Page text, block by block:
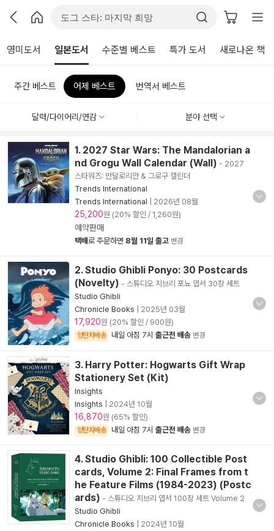
영미도서 일본도서 수준별 베스트 특가 도서 새로나온 책
주간 베스트 어제 베스트 번역서 베스트
달력/다이어리/연감 분야 선택
1. 2027 Star Wars: The Mandalorian a
nd Grogu Wall Calendar (Wall) - 2027
스타워즈: 만달로리안 & 그로구 캘린더
Trends International
Trends International
2026년 08월
25,200원 (20% 할인 / 1,260원)
예약판매
택배로 주문하면 8월 11일 출고 변경
2. Studio Ghibli Ponyo: 30 Postcards
(Novelty) - 스튜디오 지브리 포뇨 엽서 30장 세트
Studio Ghibli
Chronicle Books
2025년 03월
17,920원 (20% 할인 / 900원)
양탄자배송 내일 아침 7시 출근전 배송 변경
3. Harry Potter: Hogwarts Gift Wrap
Stationery Set (Kit)
Insights
Insights
2024년 10월
16,870원 (65% 할인)
양탄자배송 내일 아침 7시 출근전 배송 변경
4. Studio Ghibli: 100 Collectible Post
cards, Volume 2: Final Frames from t
he Feature Films (1984-2023) (Postc
ards) - 스튜디오 지브리 엽서 100장 세트 Volume 2
Studio Ghibli
Chronicle Books
2024년 10월